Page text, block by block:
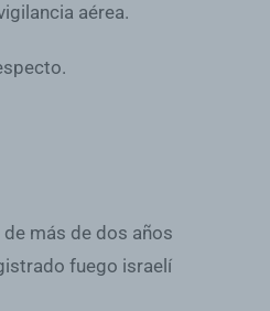
aérea.
más de dos años
fuego israelí